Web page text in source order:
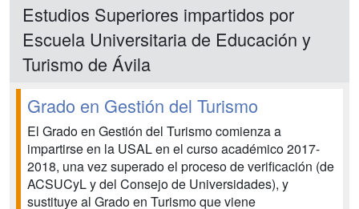
Estudios Superiores impartidos por
Escuela Universitaria de Educación y
Turismo de Ávila
Grado en Gestión del Turismo
El Grado en Gestión del Turismo comienza a
impartirse en la USAL en el curso académico 2017-
2018, una vez superado el proceso de verificación (de
ACSUCyL y del Consejo de Universidades), y
sustituye al Grado en Turismo que viene